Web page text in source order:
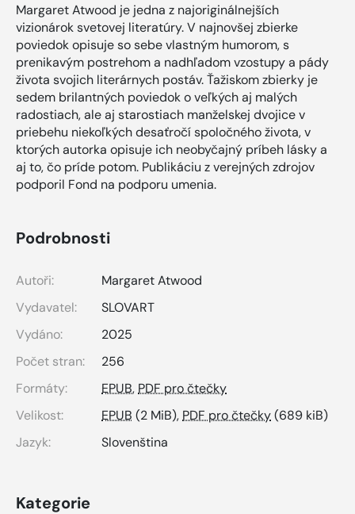
Margaret Atwood je jedna z najoriginálnejších
vizionárok svetovej literatúry. V najnovšej zbierke
poviedok opisuje so sebe vlastným humorom, s
prenikavým postrehom a nadhľadom vzostupy a pády
života svojich literárnych postáv. Ťažiskom zbierky je
sedem brilantných poviedok o veľkých aj malých
radostiach, ale aj starostiach manželskej dvojice v
priebehu niekoľkých desaťročí spoločného života, v
ktorých autorka opisuje ich neobyčajný príbeh lásky a
aj to, čo príde potom. Publikáciu z verejných zdrojov
podporil Fond na podporu umenia.
Podrobnosti
Autoři:
Margaret Atwood
Vydavatel:
SLOVART
Vydáno:
2025
Počet stran:
256
Formáty:
EPUB, PDF pro čtečky
Velikost:
EPUB (2 MiB), PDF pro čtečky(689 kiB)
Jazyk:
Slovenština
Kategorie